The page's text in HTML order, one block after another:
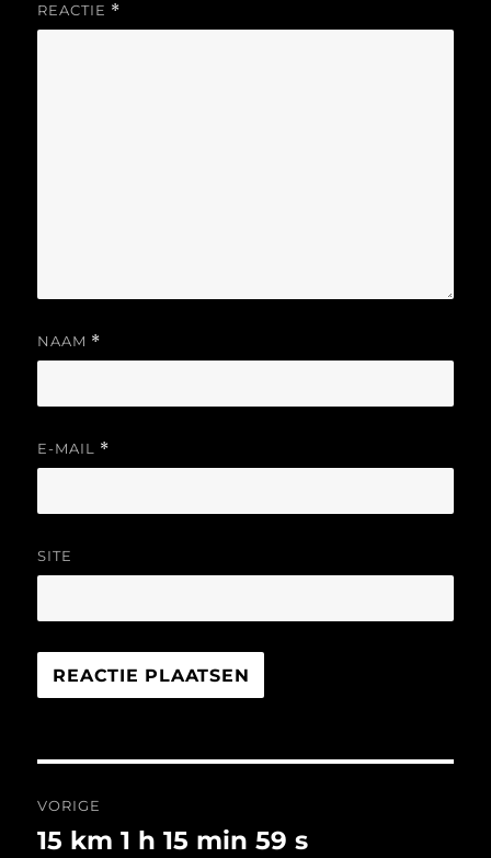
REACTIE *
NAAM *
E-MAIL *
SITE
navigatie
VORIGE
Vorig
15 km 1 h 15 min 59 s